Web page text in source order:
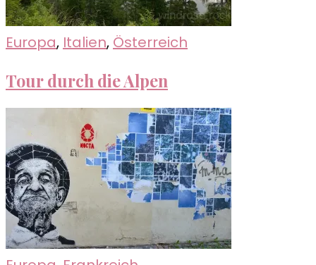
Europa, Italien, Österreich
Tour durch die Alpen